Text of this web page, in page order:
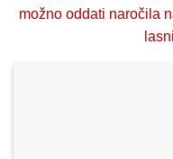
možno oddati naročila